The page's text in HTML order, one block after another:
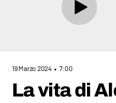
19 Marzo 2024 7:00
La vita di